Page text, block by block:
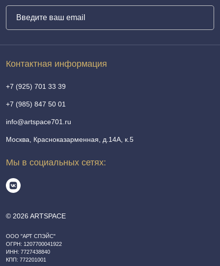
© 2026 ARTSPACE
ООО "АРТ СПЭЙС"
ОГРН: 1207700041922
ИНН: 7727438840
КПП: 772201001
Контактная информация
+7 (925) 701 33 39
+7 (985) 847 50 01
info@artspace701.ru
Москва, Красноказарменная, д.14А, к.5
Мы в социальных сетях: